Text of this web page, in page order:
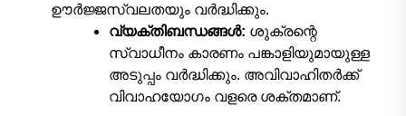
ഊർജ്ജസ്വലതയും വർദ്ധിക്കും.
വ്യക്തിബന്ധങ്ങൾ: ശുക്രന്റെ
സ്വാധീനം കാരണം പങ്കാളിയുമായുള്ള
അടുപ്പം വർദ്ധിക്കും. അവിവാഹിതർക്ക്
വിവാഹയോഗം വളരെ ശക്തമാണ്.